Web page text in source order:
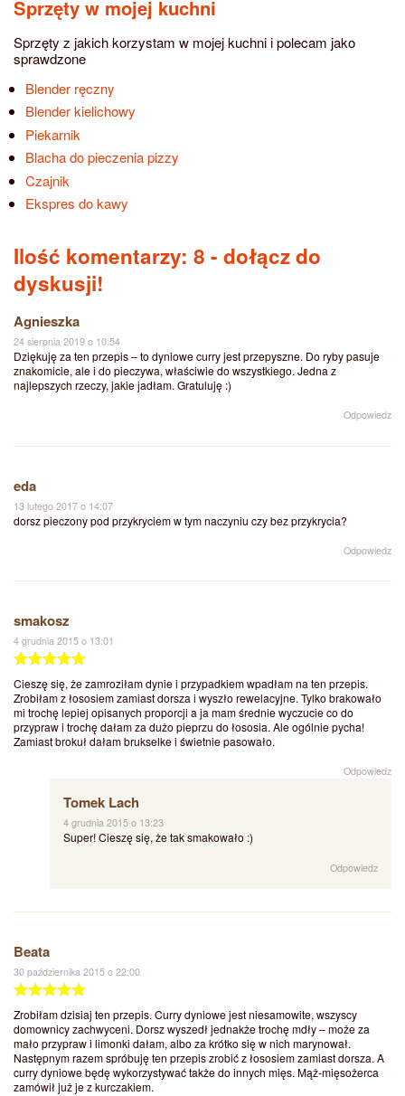
Sprzęty w mojej kuchni
Sprzęty z jakich korzystam w mojej kuchni i polecam jako
sprawdzone
Blender ręczny
Blender kielichowy
Piekarnik
Blacha do pieczenia pizzy
Czajnik
Ekspres do kawy
Ilość komentarzy: 8 - dołącz do
dyskusji!
Agnieszka
24 sierpnia 2019 o 10:54
Dziękuję za ten przepis – to dyniowe curry jest przepyszne. Do ryby pasuje
znakomicie, ale i do pieczywa, właściwie do wszystkiego. Jedna z
najlepszych rzeczy, jakie jadłam. Gratuluję :)
Odpowiedz
eda
13 lutego 2017 o 14:07
dorsz pieczony pod przykryciem w tym naczyniu czy bez przykrycia?
Odpowiedz
smakosz
4 grudnia 2015 o 13:01
Cieszę się, że zamroziłam dynie i przypadkiem wpadłam na ten przepis.
Zrobiłam z łososiem zamiast dorsza i wyszło rewelacyjne. Tylko brakowało
mi trochę lepiej opisanych proporcji a ja mam średnie wyczucie co do
przypraw i trochę dałam za dużo pieprzu do łososia. Ale ogólnie pycha!
Zamiast brokuł dałam brukselke i świetnie pasowało.
Odpowiedz
Tomek Lach
4 grudnia 2015 o 13:23
Super! Cieszę się, że tak smakowało :)
Odpowiedz
Beata
30 października 2015 o 22:00
Zrobiłam dzisiaj ten przepis. Curry dyniowe jest niesamowite, wszyscy
domownicy zachwyceni. Dorsz wyszedł jednakże trochę mdły – może za
mało przypraw i limonki dałam, albo za krótko się w nich marynował.
Następnym razem spróbuję ten przepis zrobić z łososiem zamiast dorsza. A
curry dyniowe będę wykorzystywać także do innych mięs. Mąż-mięsożerca
zamówił już je z kurczakiem.